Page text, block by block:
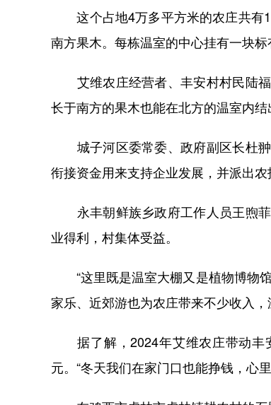
这个占地4万多平方米的农庄共有
南方果木。每栋温室的中心挂有一块
艾维农庄经营者、丰安村村民陆福
长于南方的果木也能在北方的温室内
城子河区委常委、政府副区长杜翀
衔接资金用来支持企业发展，并派出农
永丰朝鲜族乡政府工作人员王煦菲
业得利，村集体受益。
“这里既是温室大棚又是植物博物馆
家乐、近郊游也为农庄带来不少收入
据了解，2024年艾维农庄带动丰
元。“冬天我们在家门口也能挣钱，心